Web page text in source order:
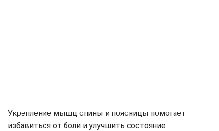
Укрепление мышц спины и поясницы помогает
избавиться от боли и улучшить состояние